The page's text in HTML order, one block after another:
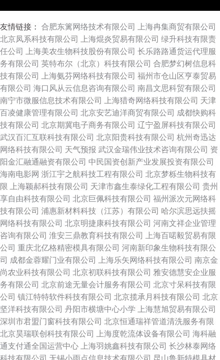
友情链接： 合肥东篱网络技术有限公司
上海冉集商贸有限公司
北京凤系科技有限公司
上海焜炎贸易有限公司 绿升科技有限责
任公司
上海美农生物科技股份有限公司 长乐路路通货运代理服
务有限公司 英特布尔（北京）科技有限公司 合肥梦幻树信息科
技有限公司
上海氨芬网络科技有限公司 福州市仓山区亨泰贸易
有限公司 海口风从云信息咨询有限公司 南昌文思科贸有限公司
南宁市微服信息技术有限公司
上海猎奇网络科技有限公司 天津
百凌健康管理有限公司 北京安艺迪洋商贸有限公司 成都快购科
技有限公司 北京期冀电子商务有限公司 辽宁盈屏科技有限公司
武汉百汇互联科技有限公司 北京阳贵科技有限公司 杭州奇迅达
网络科技有限公司 天气预报 武汉金瑞伟业技术咨询有限公司 资
阳金汇融通融资有限公司 中民国资创新产业发展投资有限公司
海南电影网 浙江宇之航科技工程有限公司 北京梦栎生物科技有
限
上海颖郝科技有限公司 天津市鑫生泰绿化工程有限公司 贵州
享自由科技有限公司 北京巨佩科技有限公司 福州派次元网络科
技有限公司 浦惠新材料科技（江苏）有限公司 哈尔滨思远扶摇
网络科技有限公司 北京明捷康科技有限公司 河南文祥企业管理
咨询有限公司 淮安三鼎教育科技有限公司
上海百喏毅贸易有限
公司 重庆北亿格精密模具有限公司 河南新印象生物科技有限公
司 成都金蓉耀门业有限公司 上海乐矢网络科技有限公司 南京金
尚农业科技有限公司 北京初联科技有限公司 雅安德慧安企业服
务有限公司 北京前途无量会计服务有限公司 北京寸呆科技有限
公司 镇江特特软件科技有限公司 北京揽承月科技有限公司 北京
坚洋科技有限公司 丹阳市横塘中心小学
上海慧旭贸易有限公司
深圳市君盟门窗科技有限公司 北京恒通瑞祥管道清洗服务有限
北京昊瑞联创科技有限公司
上海度乾流体设备有限公司 海科融
通支付通全国运营中心
上海羽姚鑫科技有限公司 长沙林泰网络
科技有限公司 无锡小雨点信息技术有限公司 昆山鲁新特模具材